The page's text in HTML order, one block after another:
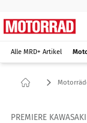
Alle MRD+ Artikel
PREMIERE